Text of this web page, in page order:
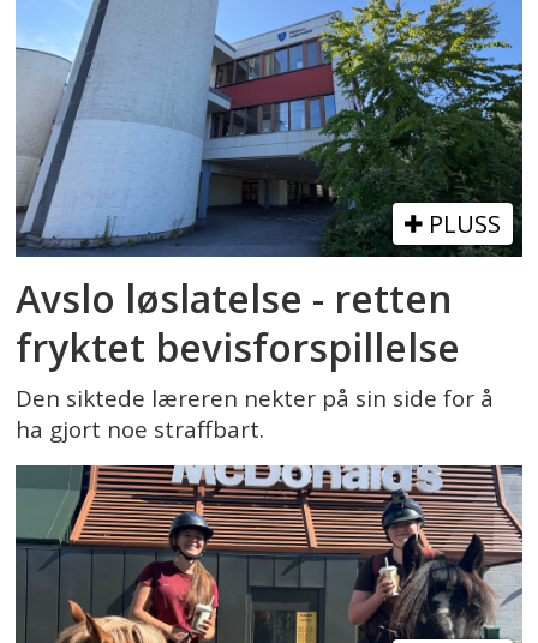
PLUSS
Avslo løslatelse - retten
fryktet bevisforspillelse
Den siktede læreren nekter på sin side for å
ha gjort noe straffbart.